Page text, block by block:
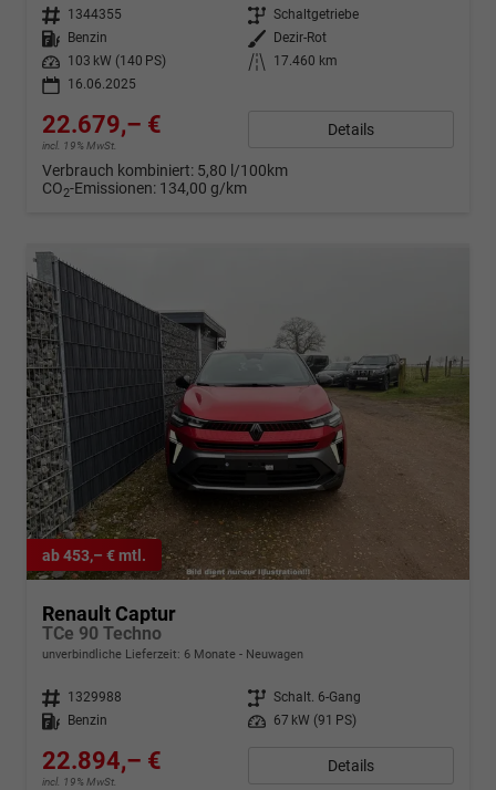
Fahrzeugnr. 1344355 Getriebe Schaltgetriebe
Kraftstoff
Benzin Außenfarbe
Dezir-Rot
Leistung
103 kW (140 PS) Kilometerstand
17.460 km
16.06.2025
22.679,– €
incl. 19% MwSt.
Details
Verbrauch kombiniert: 5,80 l/100km
CO2-Emissionen: 134,00 g/km
ab 453,– € mtl.
Renault Captur
TCe 90 Techno
unverbindliche Lieferzeit: 6 Monate Neuwagen
Fahrzeugnr. 1329988 Getriebe Schalt. 6-Gang
Kraftstoff
Benzin Leistung 67 kW (91 PS)
22.894,– €
incl. 19% MwSt.
Details